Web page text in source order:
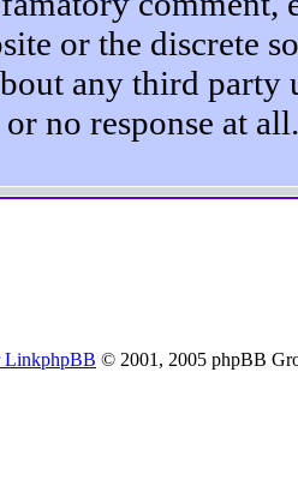
or the discrete
any third party
or no response at all.
phpBB © 2001, 2005 phpBB